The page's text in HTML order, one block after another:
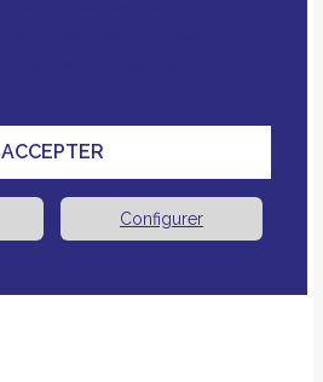
ACCEPTER
Configurer